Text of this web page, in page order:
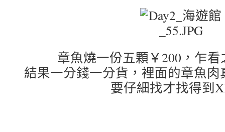
章魚燒一份五顆￥200，乍
結果一分錢一分貨，裡面的章魚
要仔細找才找得到